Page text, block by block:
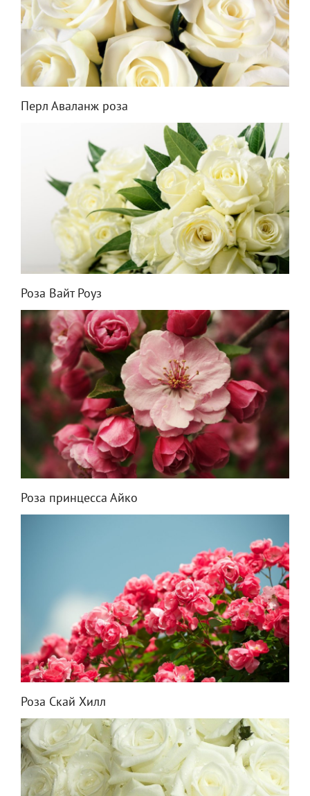
Перл Аваланж роза
Роза Вайт Роуз
Роза принцесса Айко
Роза Скай Хилл